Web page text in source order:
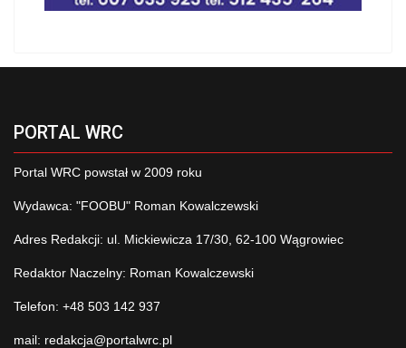
PORTAL WRC
Portal WRC powstał w 2009 roku
Wydawca: "FOOBU" Roman Kowalczewski
Adres Redakcji: ul. Mickiewicza 17/30, 62-100 Wągrowiec
Redaktor Naczelny: Roman Kowalczewski
Telefon: +48 503 142 937
mail: redakcja@portalwrc.pl